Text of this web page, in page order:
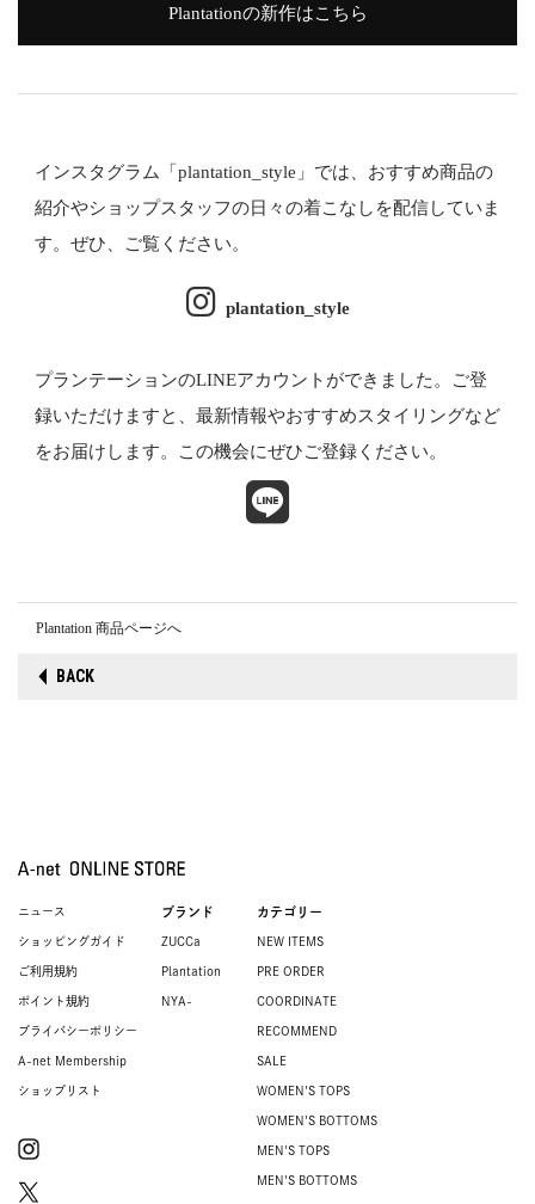
Plantationの新作はこちら
インスタグラム「plantation_style」では、おすすめ商品の
紹介やショップスタッフの日々の着こなしを配信していま
す。ぜひ、ご覧ください。
plantation_style
プランテーションのLINEアカウントができました。ご登
録いただけますと、最新情報やおすすめスタイリングなど
をお届けします。この機会にぜひご登録ください。
Plantation 商品ページへ
BACK
ニュース
ショッピングガイド
ご利用規約
ポイント規約
プライバシーポリシー
A-net Membership
ショップリスト
ブランド
ZUCCa
Plantation
NYA-
カテゴリー
NEW ITEMS
PRE ORDER
COORDINATE
RECOMMEND
SALE
WOMEN'S TOPS
WOMEN'S BOTTOMS
MEN'S TOPS
MEN'S BOTTOMS